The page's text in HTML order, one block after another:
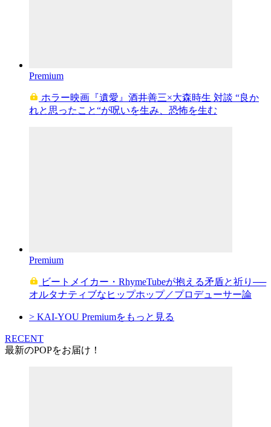
Premium
ホラー映画『遺愛』酒井善三×大森時生 対談 “良か
れと思ったこと“が呪いを生み、恐怖を生む
Premium
ビートメイカー・RhymeTubeが抱える矛盾と祈り──
オルタナティブなヒップホップ／プロデューサー論
> KAI-YOU Premiumをもっと見る
RECENT
最新のPOPをお届け！